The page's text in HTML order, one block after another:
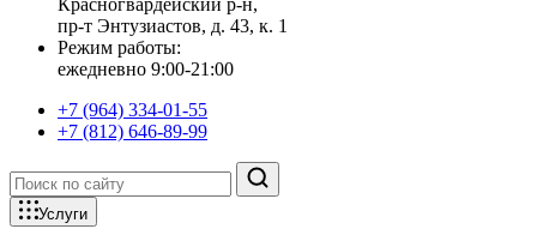
Красногвардейский р-н,
пр-т Энтузиастов, д. 43, к. 1
Режим работы:
ежедневно 9:00-21:00
+7 (964) 334-01-55
+7 (812) 646-89-99
Услуги